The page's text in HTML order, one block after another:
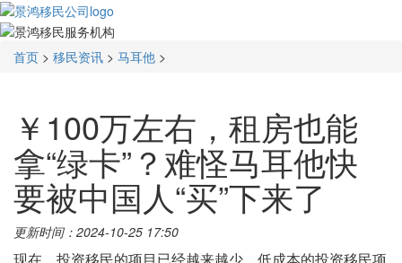
首页 > 移民资讯 > 马耳他 >
￥100万左右，租房也能
拿“绿卡”？难怪马耳他快
要被中国人“买”下来了
更新时间：2024-10-25 17:50
现在，投资移民的项目已经越来越少，低成本的投资移民项